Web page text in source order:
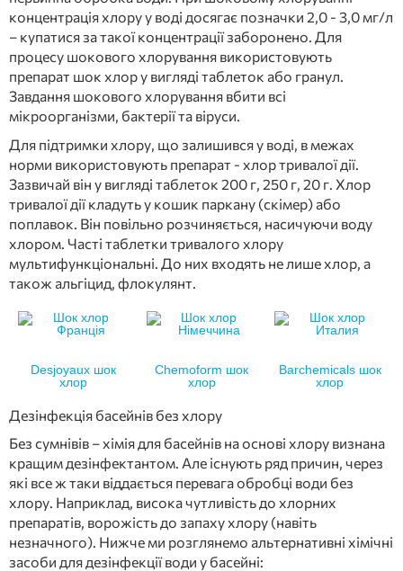
концентрація хлору у воді досягає позначки 2,0 - 3,0 мг/л
– купатися за такої концентрації заборонено. Для
процесу шокового хлорування використовують
препарат шок хлор у вигляді таблеток або гранул.
Завдання шокового хлорування вбити всі
мікроорганізми, бактерії та віруси.
Для підтримки хлору, що залишився у воді, в межах
норми використовують препарат - хлор тривалої дії.
Зазвичай він у вигляді таблеток 200 г, 250 г, 20 г. Хлор
тривалої дії кладуть у кошик паркану (скімер) або
поплавок. Він повільно розчиняється, насичуючи воду
хлором. Часті таблетки тривалого хлору
мультифункціональні. До них входять не лише хлор, а
також альгіцид, флокулянт.
Desjoyaux шок
хлор
Chemoform шок
хлор
Barchemicals шок
хлор
Дезінфекція басейнів без хлору
Без сумнівів – хімія для басейнів на основі хлору визнана
кращим дезінфектантом. Але існують ряд причин, через
які все ж таки віддається перевага обробці води без
хлору. Наприклад, висока чутливість до хлорних
препаратів, ворожість до запаху хлору (навіть
незначного). Нижче ми розглянемо альтернативні хімічні
засоби для дезінфекції води у басейні: